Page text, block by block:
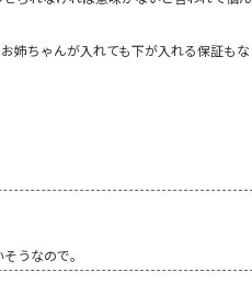
姉ちゃんが入れても下が入れる保証もな
うなので。